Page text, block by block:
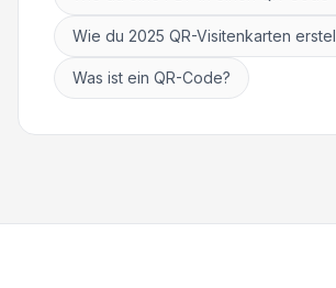
Wie du 2025 QR-Visitenkarten
Was ist ein QR-Code?